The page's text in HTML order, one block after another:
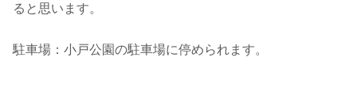
ると思います。
駐車場：小戸公園の駐車場に停められます。